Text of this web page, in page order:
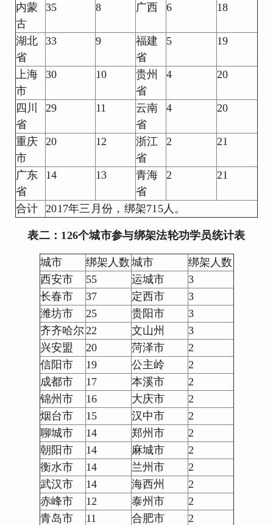
内蒙
古
35 8 广西 6 18
湖北
省
33 9
福建
省
5 19
上海
市
30 10
贵州
省
4 20
四川
省
29 11
云南
省
4 20
重庆
市
20 12
浙江
省
2 21
广东
省
14 13
青海
省
2 21
合计 2017年三月份，绑架715人。
表二：126个城市参与绑架法轮功学员统计表
城市 绑架人数 城市
绑架人数
西安市
55 运城市
3
长春市
37 定西市
3
潍坊市
25 贵阳市
3
齐齐哈尔 22 文山州
3
兴安盟
20 菏泽市
2
信阳市
19 公主岭
2
成都市
17 本溪市
2
锦州市
16 大庆市
2
烟台市
15 汉中市
2
聊城市
14 郑州市
2
朝阳市
14 麻城市
2
衡水市
14 兰州市
2
武汉市
14 海西州
2
赤峰市
12 泰州市
2
青岛市
11 合肥市 2